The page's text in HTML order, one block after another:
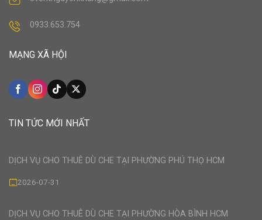
0933.653.754
MẠNG XÃ HỘI
TIN TỨC MỚI NHẤT
DỊCH VỤ CHO THUÊ DÙ CHE TẠI PHƯỜNG PHÚ THỌ HCM
2026-07-31
DỊCH VỤ CHO THUÊ DÙ CHE TẠI PHƯỜNG HÒA BÌNH HCM